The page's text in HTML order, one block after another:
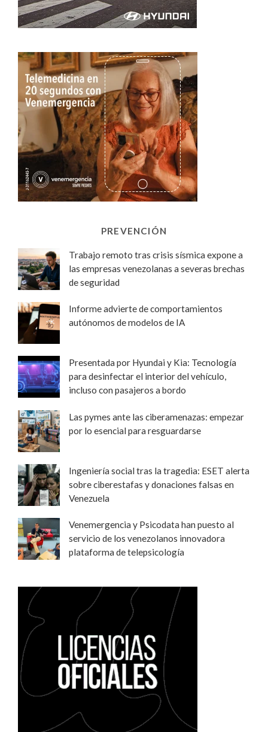
PREVENCIÓN
Trabajo remoto tras crisis sísmica expone a
las empresas venezolanas a severas brechas
de seguridad
Informe advierte de comportamientos
autónomos de modelos de IA
Presentada por Hyundai y Kia: Tecnología
para desinfectar el interior del vehículo,
incluso con pasajeros a bordo
Las pymes ante las ciberamenazas: empezar
por lo esencial para resguardarse
Ingeniería social tras la tragedia: ESET alerta
sobre ciberestafas y donaciones falsas en
Venezuela
Venemergencia y Psicodata han puesto al
servicio de los venezolanos innovadora
plataforma de telepsicología